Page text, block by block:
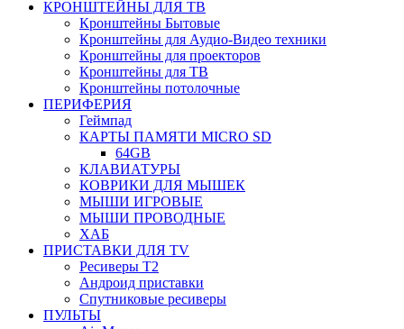
КРОНШТЕЙНЫ ДЛЯ ТВ
Кронштейны Бытовые
Кронштейны для Аудио-Видео техники
Кронштейны для проекторов
Кронштейны для ТВ
Кронштейны потолочные
ПЕРИФЕРИЯ
Геймпад
КАРТЫ ПАМЯТИ MICRO SD
64GB
КЛАВИАТУРЫ
КОВРИКИ ДЛЯ МЫШЕК
МЫШИ ИГРОВЫЕ
МЫШИ ПРОВОДНЫЕ
ХАБ
ПРИСТАВКИ ДЛЯ TV
Ресиверы Т2
Андроид приставки
Спутниковые ресиверы
ПУЛЬТЫ